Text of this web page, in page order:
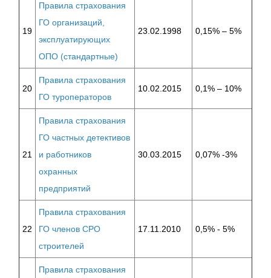
19
Правила страхования
ГО организаций,
эксплуатирующих
ОПО (стандартные)
23.02.1998 0,15% – 5%
20
Правила страхования
ГО туроператоров
10.02.2015 0,1% – 10%
21
Правила страхования
ГО частных детективов
и работников
охранных
предприятий
30.03.2015 0,07% -3%
22
Правила страхования
ГО членов СРО
строителей
17.11.2010 0,5% - 5%
Правила страхования